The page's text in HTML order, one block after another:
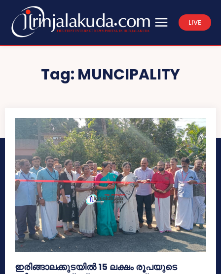
LIVE
Tag: MUNCIPALITY
ഇരിങ്ങാലക്കുടയിൽ 15 ലക്ഷം രൂപയുടെ